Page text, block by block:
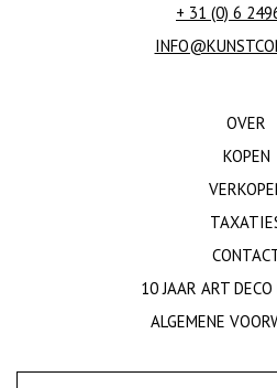
+ 31 (0) 6
OVER
KOPEN
10 JAAR ART
ALGEMENE